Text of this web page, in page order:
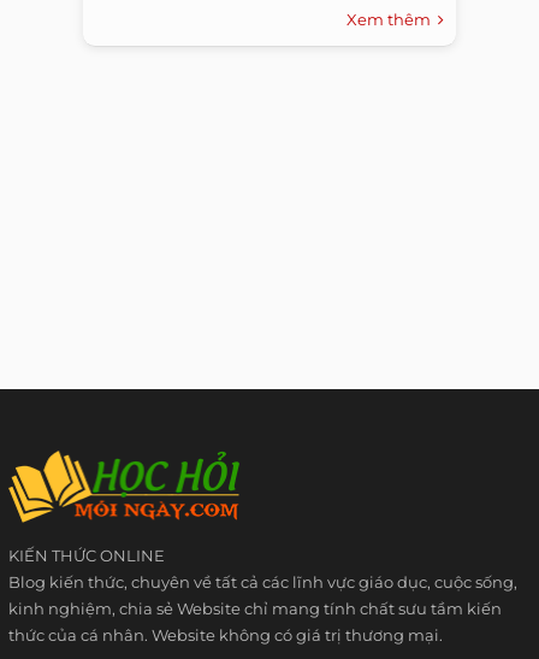
Xem thêm
KIẾN THỨC ONLINE
Blog kiến thức, chuyên về tất cả các lĩnh vực giáo dục, cuộc sống,
kinh nghiệm, chia sẻ Website chỉ mang tính chất sưu tầm kiến
thức của cá nhân. Website không có giá trị thương mại.